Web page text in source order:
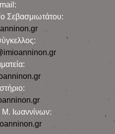
Σεβασμιωτάτου:
Μ. Ιωαννίνων: